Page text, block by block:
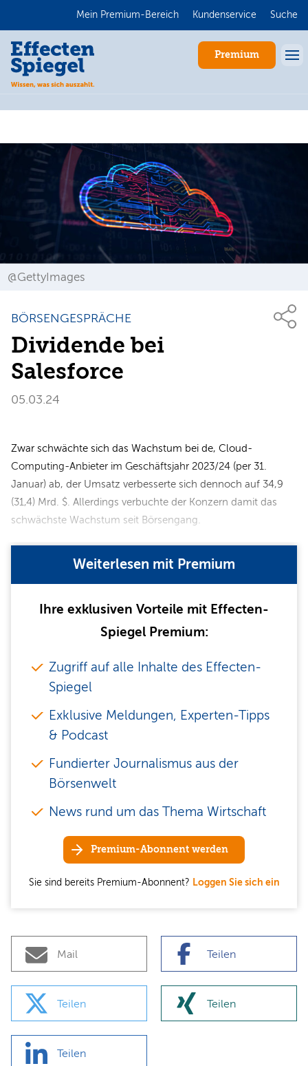
Mein Premium-Bereich Kundenservice Suche
Premium
@GettyImages
BÖRSENGESPRÄCHE
Dividende bei
Salesforce
05.03.24
Zwar schwächte sich das Wachstum bei de, Cloud-
Computing-Anbieter im Geschäftsjahr 2023/24 (per 31.
Januar) ab, der Umsatz verbesserte sich dennoch auf 34,9
(31,4) Mrd. $. Allerdings verbuchte der Konzern damit das
schwächste Wachstum seit Börsengang.
Weiterlesen mit Premium
Ihre exklusiven Vorteile mit Effecten-
Spiegel Premium:
Zugriff auf alle Inhalte des Effecten-
Spiegel
Exklusive Meldungen, Experten-Tipps
& Podcast
Fundierter Journalismus aus der
Börsenwelt
News rund um das Thema Wirtschaft
Premium-Abonnent werden
Sie sind bereits Premium-Abonnent? Loggen Sie sich ein
Mail Teilen
Teilen Teilen
Teilen